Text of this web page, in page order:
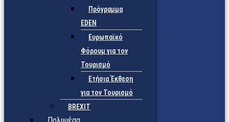
Πρόγραμμα
EDEN
Ευρωπαϊκό
Φόρουμ για τον
Τουρισμό
Ετήσια Έκθεση
για τον Τουρισμό
BREXIT